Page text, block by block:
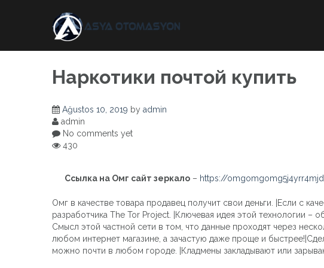
Наркотики почтой купить
Ağustos 10, 2019 by admin
admin
No comments yet
430
Ссылка на Омг сайт зеркало – https://
Омг в качестве товара продавец получит свои деньги. |Если с
разработчика The Tor Project. |Ключевая идея этой технологии –
Смысл этой частной сети в том, что данные проходят через
любом интернет магазине, а зачастую даже проще и
можно почти в любом городе. |Кладмены закладывают или